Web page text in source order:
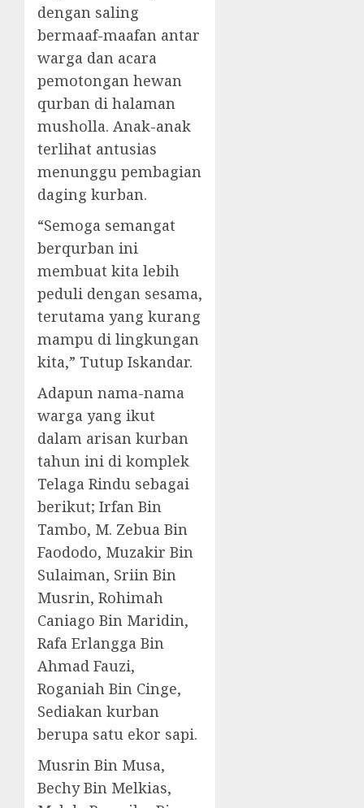
dengan saling
bermaaf-maafan antar
warga dan acara
pemotongan hewan
qurban di halaman
musholla. Anak-anak
terlihat antusias
menunggu pembagian
daging kurban.
“Semoga semangat
berqurban ini
membuat kita lebih
peduli dengan sesama,
terutama yang kurang
mampu di lingkungan
kita,” Tutup Iskandar.
Adapun nama-nama
warga yang ikut
dalam arisan kurban
tahun ini di komplek
Telaga Rindu sebagai
berikut; Irfan Bin
Tambo, M. Zebua Bin
Faododo, Muzakir Bin
Sulaiman, Sriin Bin
Musrin, Rohimah
Caniago Bin Maridin,
Rafa Erlangga Bin
Ahmad Fauzi,
Roganiah Bin Cinge,
Sediakan kurban
berupa satu ekor sapi.
Musrin Bin Musa,
Bechy Bin Melkias,